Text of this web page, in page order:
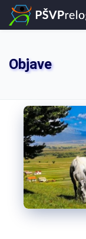
Objave